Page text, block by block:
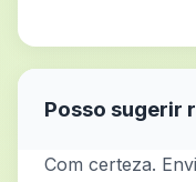
Posso sugerir
Com certeza.